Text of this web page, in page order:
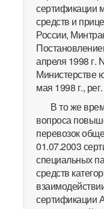
сертификации
средств и
России,
апреля 1998 г.
Министерстве
мая 1998 г.,
В то же
вопроса
перевозок
01.07.2003
специальных
средств
сертификации